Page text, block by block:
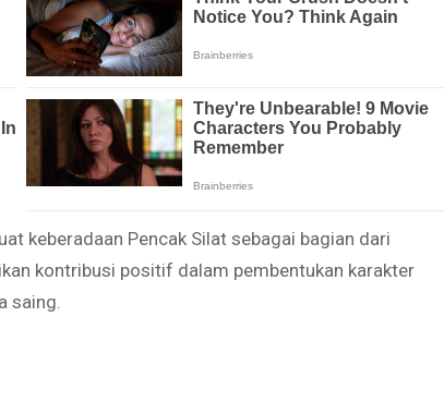
keberadaan Pencak Silat sebagai bagian dari
kontribusi positif dalam pembentukan karakter
saing.